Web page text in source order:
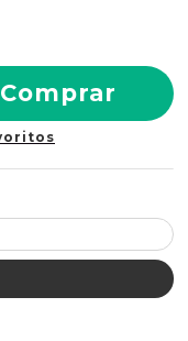
Comprar